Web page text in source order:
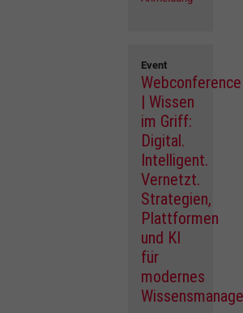
Event
Webconference
| Wissen
im Griff:
Digital.
Intelligent.
Vernetzt.
Strategien,
Plattformen
und KI
für
modernes